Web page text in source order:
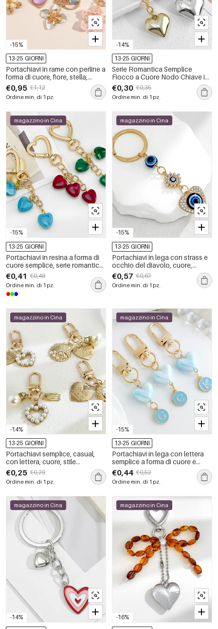
-15%
13-25 GIORNI
Portachiavi in rame con perline a
forma di cuore, fiore, stella,
farfalla e forma geometrica, serie
di lusso, casual, con fiori, colori
misti e stile casual.
€0,95 €1,12
Ordine min. di 1 pz.
-14%
13-25 GIORNI
Serie Romantica Semplice
Fiocco a Cuore Nodo Chiave in
Tinta unita Lega Portachiavi
con Perle Artificiali
€0,30 €0,35
Ordine min. di 1 pz.
-15%
magazzino in Cina
13-25 GIORNI
Portachiavi in resina a forma di
cuore semplice, serie romantica,
tinta unita, sfumatura di colore.
€0,41 €0,48
Ordine min. di 1 pz.
-15%
magazzino in Cina
13-25 GIORNI
Portachiavi in lega con strass e
occhio del diavolo, cuore,
animale e sole, serie etnica.
€0,57 €0,67
Ordine min. di 1 pz.
-14%
magazzino in Cina
13-25 GIORNI
Portachiavi semplice, casual,
con lettera, cuore, stile
oceanico, conchiglia, stella
marina, metallo e perla artificiale.
€0,25 €0,29
Ordine min. di 1 pz.
-15%
magazzino in Cina
13-25 GIORNI
Portachiavi in lega con lettera
semplice a forma di cuore e
sfumatura di colore, serie
romantica
€0,44 €0,52
Ordine min. di 1 pz.
-14%
magazzino in Cina
-16%
magazzino in Cina